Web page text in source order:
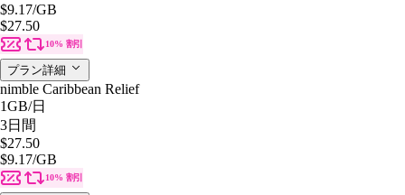
$9.17/GB
$27.50
10% 割引
プラン詳細
nimble Caribbean Relief
1GB/日
3日間
$27.50
$9.17/GB
10% 割引